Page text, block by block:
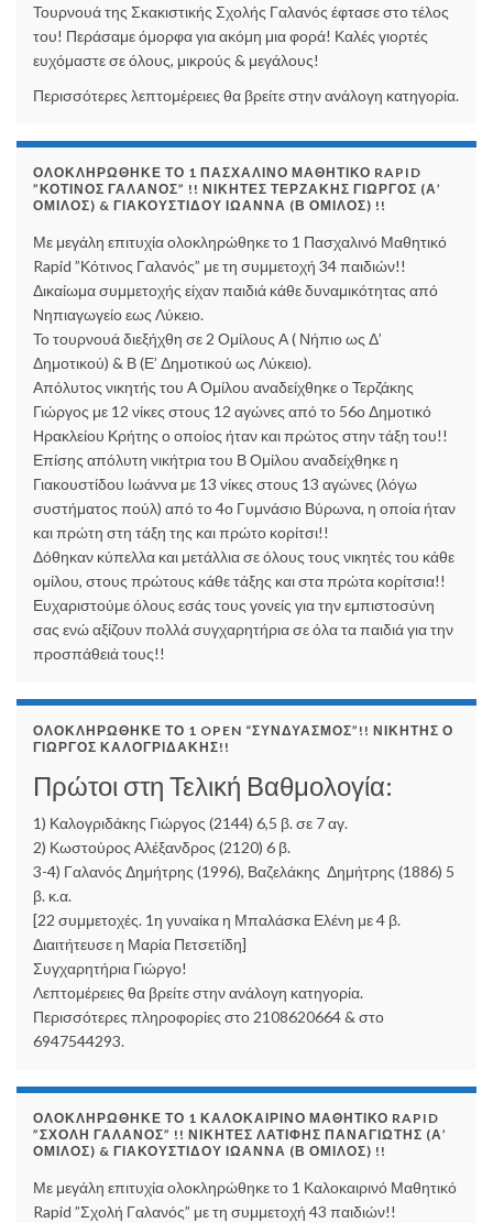
Τουρνουά της Σκακιστικής Σχολής Γαλανός έφτασε στο τέλος
του! Περάσαμε όμορφα για ακόμη μια φορά! Καλές γιορτές
ευχόμαστε σε όλους, μικρούς & μεγάλους!
Περισσότερες λεπτομέρειες θα βρείτε στην ανάλογη κατηγορία.
ΟΛΟΚΛΗΡΏΘΗΚΕ ΤΟ 1 ΠΑΣΧΑΛΙΝΌ ΜΑΘΗΤΙΚΌ RAPID
”ΚΌΤΙΝΟΣ ΓΑΛΑΝΌΣ” !! ΝΙΚΗΤΈΣ ΤΕΡΖΆΚΗΣ ΓΙΏΡΓΟΣ (Α’
ΌΜΙΛΟΣ) & ΓΙΑΚΟΥΣΤΊΔΟΥ ΙΩΆΝΝΑ (Β ΌΜΙΛΟΣ) !!
Με μεγάλη επιτυχία ολοκληρώθηκε το 1 Πασχαλινό Μαθητικό
Rapid ”Κότινος Γαλανός” με τη συμμετοχή 34 παιδιών!!
Δικαίωμα συμμετοχής είχαν παιδιά κάθε δυναμικότητας από
Νηπιαγωγείο εως Λύκειο.
Το τουρνουά διεξήχθη σε 2 Ομίλους Α ( Νήπιο ως Δ’
Δημοτικού) & Β (Ε’ Δημοτικού ως Λύκειο).
Απόλυτος νικητής του Α Ομίλου αναδείχθηκε ο Τερζάκης
Γιώργος με 12 νίκες στους 12 αγώνες από το 56ο Δημοτικό
Ηρακλείου Κρήτης ο οποίος ήταν και πρώτος στην τάξη του!!
Επίσης απόλυτη νικήτρια του Β Ομίλου αναδείχθηκε η
Γιακουστίδου Ιωάννα με 13 νίκες στους 13 αγώνες (λόγω
συστήματος πούλ) από το 4ο Γυμνάσιο Βύρωνα, η οποία ήταν
και πρώτη στη τάξη της και πρώτο κορίτσι!!
Δόθηκαν κύπελλα και μετάλλια σε όλους τους νικητές του κάθε
ομίλου, στους πρώτους κάθε τάξης και στα πρώτα κορίτσια!!
Ευχαριστούμε όλους εσάς τους γονείς για την εμπιστοσύνη
σας ενώ αξίζουν πολλά συγχαρητήρια σε όλα τα παιδιά για την
προσπάθειά τους!!
ΟΛΟΚΛΗΡΏΘΗΚΕ ΤΟ 1 OPEN “ΣΥΝΔΥΑΣΜΌΣ”!! ΝΙΚΗΤΉΣ Ο
ΓΙΏΡΓΟΣ ΚΑΛΟΓΡΙΔΆΚΗΣ!!
Πρώτοι στη Τελική Βαθμολογία:
1) Καλογριδάκης Γιώργος (2144) 6,5 β. σε 7 αγ.
2) Κωστούρος Αλέξανδρος (2120) 6 β.
3-4) Γαλανός Δημήτρης (1996), Βαζελάκης Δημήτρης (1886) 5
β. κ.α.
[22 συμμετοχές. 1η γυναίκα η Μπαλάσκα Ελένη με 4 β.
Διαιτήτευσε η Μαρία Πετσετίδη]
Συγχαρητήρια Γιώργο!
Λεπτομέρειες θα βρείτε στην ανάλογη κατηγορία.
Περισσότερες πληροφορίες στο 2108620664 & στο
6947544293.
ΟΛΟΚΛΗΡΏΘΗΚΕ ΤΟ 1 ΚΑΛΟΚΑΙΡΙΝΌ ΜΑΘΗΤΙΚΌ RAPID
”ΣΧΟΛΉ ΓΑΛΑΝΌΣ” !! ΝΙΚΗΤΈΣ ΛΑΤΊΦΗΣ ΠΑΝΑΓΙΏΤΗΣ (Α’
ΌΜΙΛΟΣ) & ΓΙΑΚΟΥΣΤΊΔΟΥ ΙΩΆΝΝΑ (Β ΌΜΙΛΟΣ) !!
Με μεγάλη επιτυχία ολοκληρώθηκε το 1 Καλοκαιρινό Μαθητικό
Rapid ”Σχολή Γαλανός” με τη συμμετοχή 43 παιδιών!!